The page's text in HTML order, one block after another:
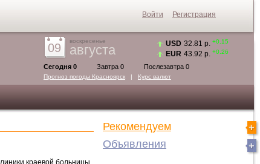
09
воскресенье
августа
Сегодня 0 Завтра 0 Послезавтра 0
Прогноз погоды Красноярск | Курс валют
USD 32.81 р. +0.15
EUR 43.92 р. +0.26
краевой больницы.
Рекомендуем
Объявления
Войти Регистрация